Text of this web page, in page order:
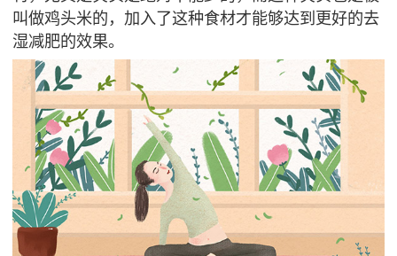
叫做鸡头米的，加入了这种食材才能够达到更好的去
湿减肥的效果。